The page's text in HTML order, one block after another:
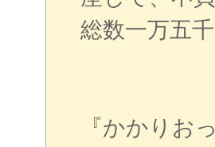
総数一万五
『かかりお